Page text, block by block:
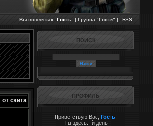
Вы вошли как Гость | Группа "Гости" | RSS
сайта
ПОИСК
ПРОФИЛЬ
Приветствую Вас, Гость!
Ты здесь: -й день